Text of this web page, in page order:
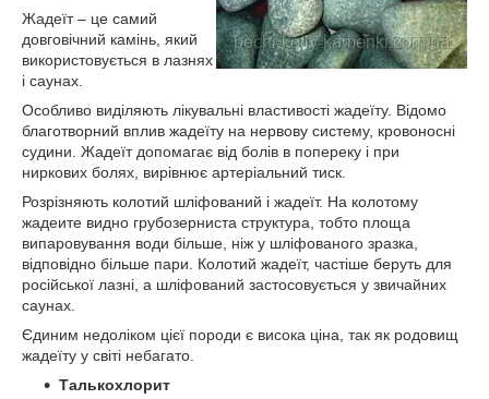
Жадеїт – це самий
довговічний камінь, який
використовується в лазнях
і саунах.
Особливо виділяють лікувальні властивості жадеїту. Відомо
благотворний вплив жадеїту на нервову систему, кровоносні
судини. Жадеїт допомагає від болів в попереку і при
ниркових болях, вирівнює артеріальний тиск.
Розрізняють колотий шліфований і жадеїт. На колотому
жадеите видно грубозерниста структура, тобто площа
випаровування води більше, ніж у шліфованого зразка,
відповідно більше пари. Колотий жадеїт, частіше беруть для
російської лазні, а шліфований застосовується у звичайних
саунах.
Єдиним недоліком цієї породи є висока ціна, так як родовищ
жадеїту у світі небагато.
Талькохлорит